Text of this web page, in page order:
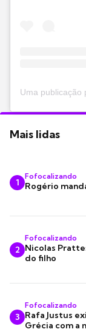
Mais lidas
1
Fofocalizando
Rogério
2
Fofocalizando
Nicolas
do filho
3
Fofocalizando
Rafa Justus
Grécia com a